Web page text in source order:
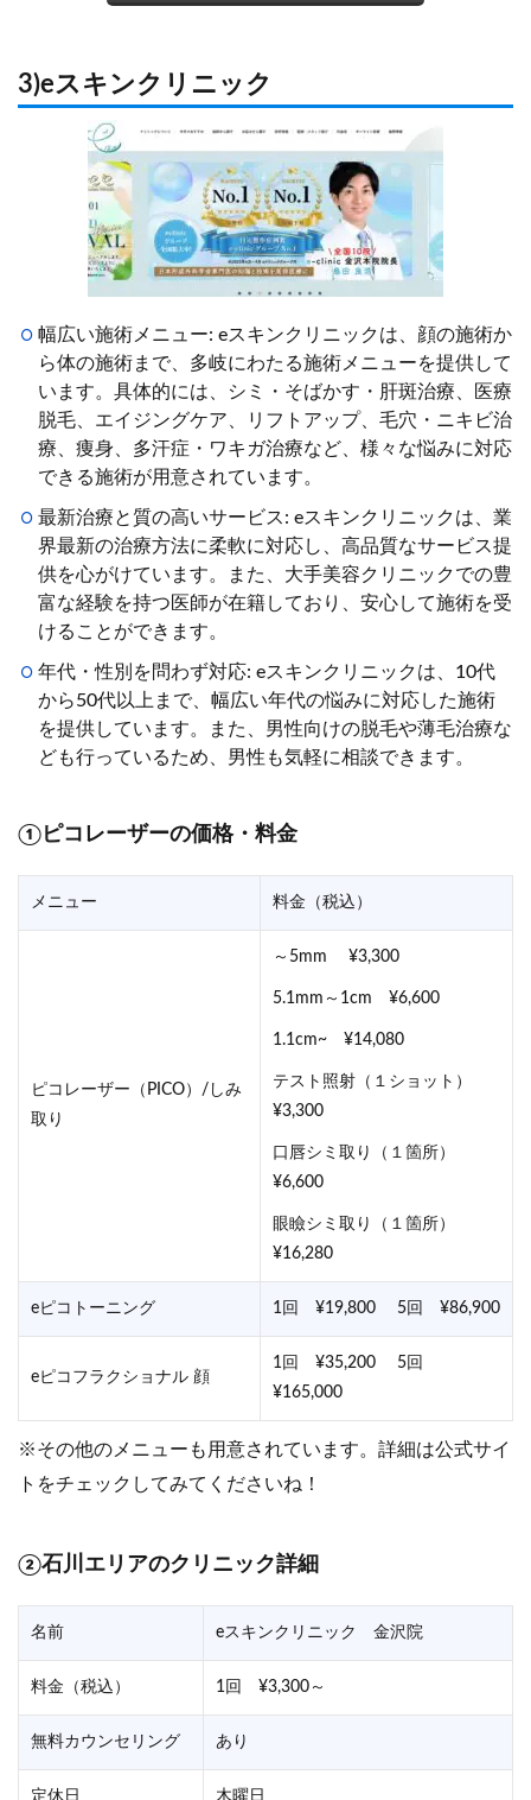
3)eスキンクリニック
幅広い施術メニュー: eスキンクリニックは、顔の施術か
ら体の施術まで、多岐にわたる施術メニューを提供して
います。具体的には、シミ・そばかす・肝斑治療、医療
脱毛、エイジングケア、リフトアップ、毛穴・ニキビ治
療、痩身、多汗症・ワキガ治療など、様々な悩みに対応
できる施術が用意されています。
最新治療と質の高いサービス: eスキンクリニックは、業
界最新の治療方法に柔軟に対応し、高品質なサービス提
供を心がけています。また、大手美容クリニックでの豊
富な経験を持つ医師が在籍しており、安心して施術を受
けることができます。
年代・性別を問わず対応: eスキンクリニックは、10代
から50代以上まで、幅広い年代の悩みに対応した施術
を提供しています。また、男性向けの脱毛や薄毛治療な
ども行っているため、男性も気軽に相談できます。
①ピコレーザーの価格・料金
メニュー 料金（税込）
ピコレーザー（PICO）/しみ
取り
～5mm ¥3,300
5.1mm～1cm ¥6,600
1.1cm~ ¥14,080
テスト照射（１ショット）
¥3,300
口唇シミ取り（１箇所）
¥6,600
眼瞼シミ取り（１箇所）
¥16,280
eピコトーニング 1回 ¥19,800 5回 ¥86,900
eピコフラクショナル 顔
1回 ¥35,200 5回
¥165,000
※その他のメニューも用意されています。詳細は公式サイ
トをチェックしてみてくださいね！
②石川エリアのクリニック詳細
名前 eスキンクリニック 金沢院
料金（税込） 1回 ¥3,300～
無料カウンセリング あり